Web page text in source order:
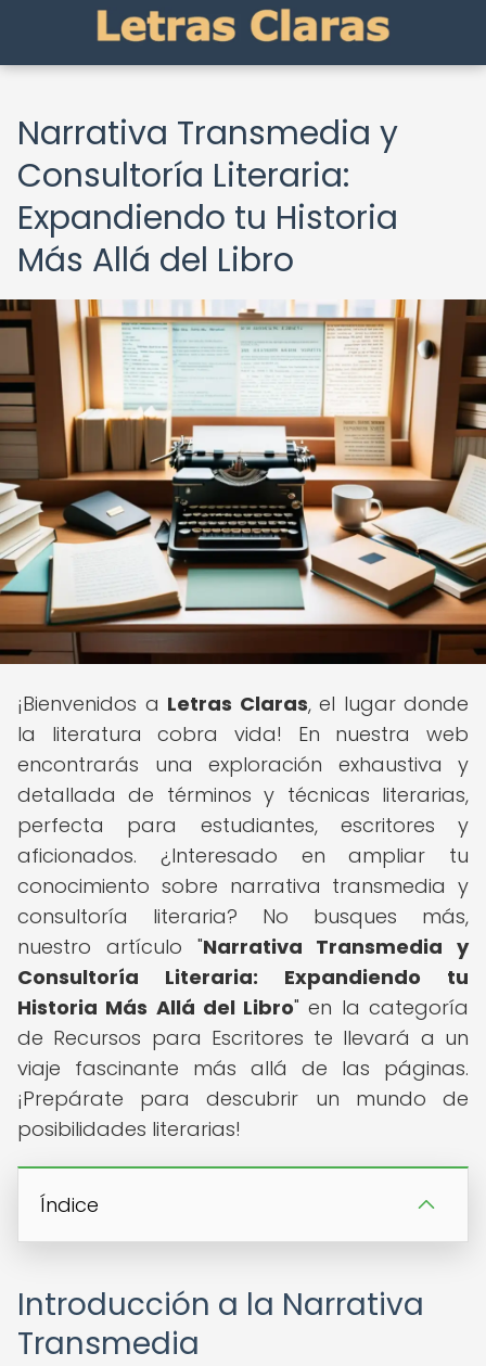
Narrativa Transmedia y
Consultoría Literaria:
Expandiendo tu Historia
Más Allá del Libro
¡Bienvenidos a Letras Claras, el lugar donde
la literatura cobra vida! En nuestra web
encontrarás una exploración exhaustiva y
detallada de términos y técnicas literarias,
perfecta para estudiantes, escritores y
aficionados. ¿Interesado en ampliar tu
conocimiento sobre narrativa transmedia y
consultoría literaria? No busques más,
nuestro artículo "Narrativa Transmedia y
Consultoría Literaria: Expandiendo tu
Historia Más Allá del Libro" en la categoría
de Recursos para Escritores te llevará a un
viaje fascinante más allá de las páginas.
¡Prepárate para descubrir un mundo de
posibilidades literarias!
Índice
Introducción a la Narrativa
Transmedia